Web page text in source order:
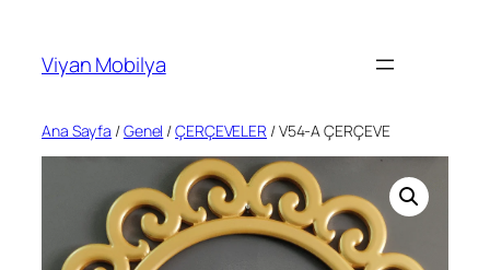
Viyan Mobilya
Ana Sayfa /Genel /ÇERÇEVELER / V54-A ÇERÇEVE